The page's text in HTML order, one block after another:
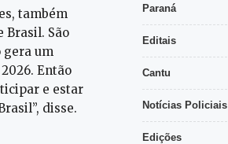
também
Brasil. São
gera um
Então
e estar
disse.
Paraná
Editais
Cantu
Notícias Policiais
Edições